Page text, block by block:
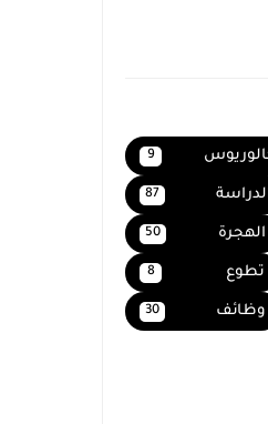
9
87
الهجرة 50
تطوع 8
وظائف 30